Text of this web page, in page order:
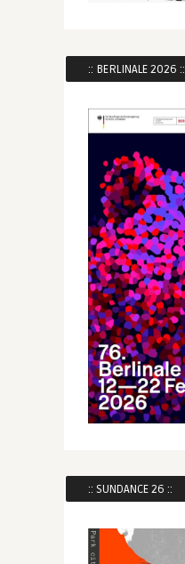
:: BERLINALE 2026 ::
:: SUNDANCE 26 ::